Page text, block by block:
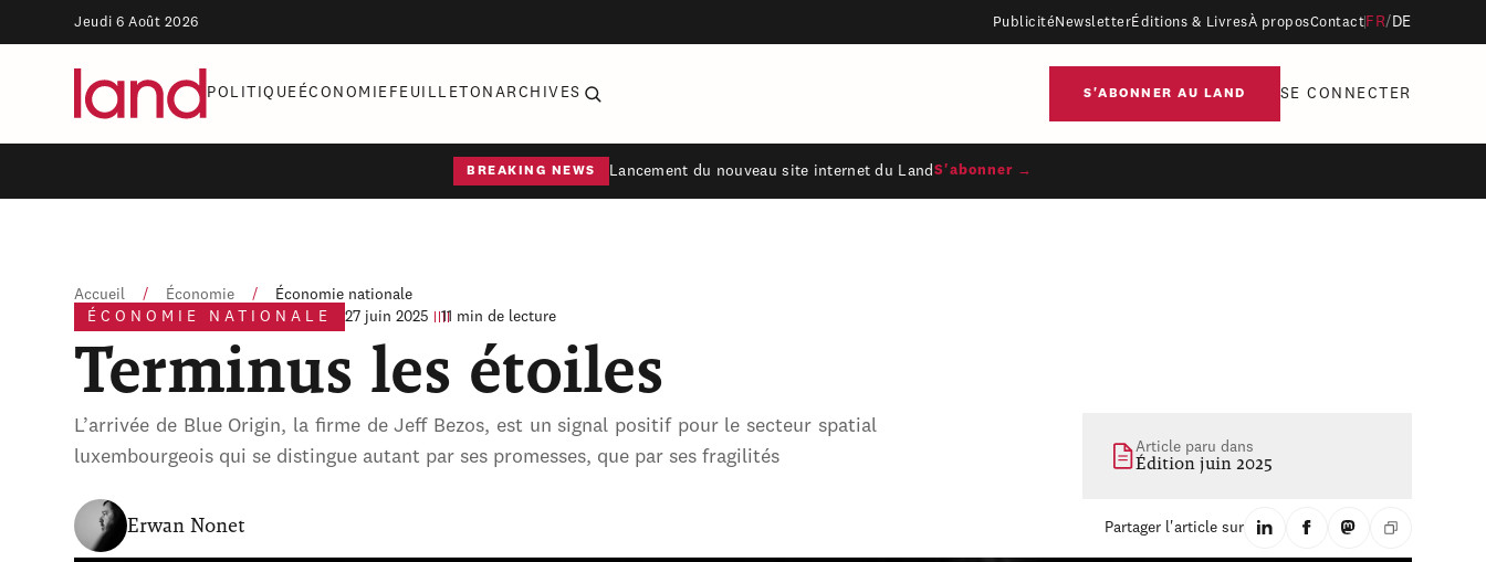
Jeudi 6 Août 2026 Publicité NewsletterÉditions & LivresÀ proposContact FR/ DE
POLITIQUE ÉCONOMIE FEUILLETON ARCHIVES S'ABONNER AU LAND SE CONNECTER
BREAKING NEWS Lancement du nouveau site internet du Land S'abonner →
Accueil / Économie /
Économie nationale
ÉCONOMIE NATIONALE
27 juin 2025 11 min de lecture
Terminus les étoiles
L’arrivée de Blue Origin, la firme de Jeff Bezos, est un signal positif pour le secteur spatial
luxembourgeois qui se distingue autant par ses promesses, que par ses fragilités
Article paru dans
Édition juin 2025
Erwan Nonet Partager l'article sur